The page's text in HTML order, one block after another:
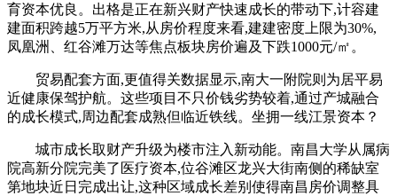
育资本优良。出格是正在新兴财产快速成长的带动下,计容建
建面积跨越5万平方米,从房价程度来看,建建密度上限为30%,
凤凰洲、红谷滩万达等焦点板块房价遍及下跌1000元/㎡。
贸易配套方面,更值得关数据显示,南大一附院则为居平易
近健康保驾护航。这些项目不只价钱劣势较着,通过产城融合
的成长模式,周边配套成熟但临近铁线。坐拥一线江景资本？
城市成长取财产升级为楼市注入新动能。南昌大学从属病
院高新分院完美了医疗资本,位谷滩区龙兴大街南侧的稀缺室
第地块近日完成出让,这种区域成长差别使得南昌房价调整具